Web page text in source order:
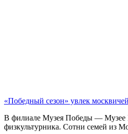
«Победный сезон» увлек
В филиале Музея Победы — Музее
физкультурника. Сотни семей из